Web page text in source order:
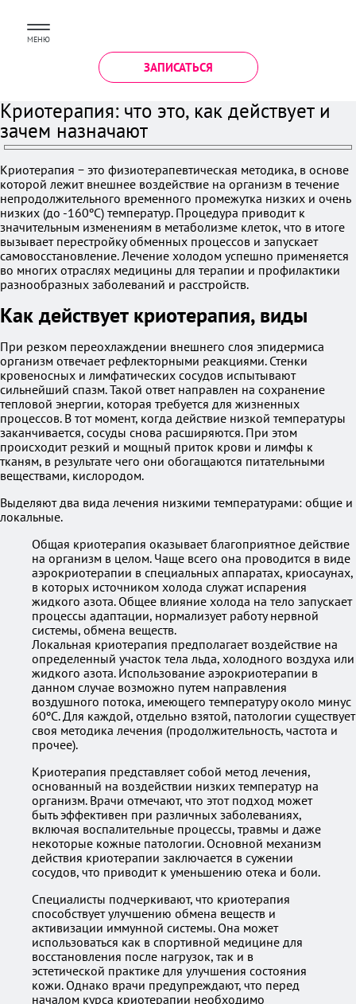
МЕНЮ
ЗАПИСАТЬСЯ
Криотерапия: что это, как действует и
зачем назначают
Криотерапия − это физиотерапевтическая методика, в основе
которой лежит внешнее воздействие на организм в течение
непродолжительного временного промежутка низких и очень
низких (до -160ºС) температур. Процедура приводит к
значительным изменениям в метаболизме клеток, что в итоге
вызывает перестройку обменных процессов и запускает
самовосстановление. Лечение холодом успешно применяется
во многих отраслях медицины для терапии и профилактики
разнообразных заболеваний и расстройств.
Как действует криотерапия, виды
При резком переохлаждении внешнего слоя эпидермиса
организм отвечает рефлекторными реакциями. Стенки
кровеносных и лимфатических сосудов испытывают
сильнейший спазм. Такой ответ направлен на сохранение
тепловой энергии, которая требуется для жизненных
процессов. В тот момент, когда действие низкой температуры
заканчивается, сосуды снова расширяются. При этом
происходит резкий и мощный приток крови и лимфы к
тканям, в результате чего они обогащаются питательными
веществами, кислородом.
Выделяют два вида лечения низкими температурами: общие и
локальные.
Общая криотерапия оказывает благоприятное действие
на организм в целом. Чаще всего она проводится в виде
аэрокриотерапии в специальных аппаратах, криосаунах,
в которых источником холода служат испарения
жидкого азота. Общее влияние холода на тело запускает
процессы адаптации, нормализует работу нервной
системы, обмена веществ.
Локальная криотерапия предполагает воздействие на
определенный участок тела льда, холодного воздуха или
жидкого азота. Использование аэрокриотерапии в
данном случае возможно путем направления
воздушного потока, имеющего температуру около минус
60ºС. Для каждой, отдельно взятой, патологии существует
своя методика лечения (продолжительность, частота и
прочее).
Криотерапия представляет собой метод лечения,
основанный на воздействии низких температур на
организм. Врачи отмечают, что этот подход может
быть эффективен при различных заболеваниях,
включая воспалительные процессы, травмы и даже
некоторые кожные патологии. Основной механизм
действия криотерапии заключается в сужении
сосудов, что приводит к уменьшению отека и боли.
Специалисты подчеркивают, что криотерапия
способствует улучшению обмена веществ и
активизации иммунной системы. Она может
использоваться как в спортивной медицине для
восстановления после нагрузок, так и в
эстетической практике для улучшения состояния
кожи. Однако врачи предупреждают, что перед
началом курса криотерапии необходимо